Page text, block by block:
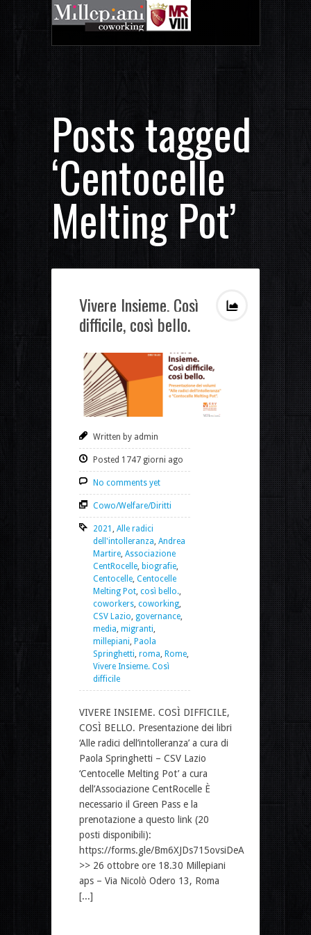
Posts tagged
‘Centocelle
Melting Pot’
Vivere Insieme. Così
difficile, così bello.
Written by admin
Posted 1747 giorni ago
No comments yet
Cowo/Welfare/Diritti
2021
Alle radici
dell'intolleranza Andrea
Martire Associazione
CentRocelle biografie
Centocelle Centocelle
Melting Pot così bello.
coworkers coworking
CSV Lazio governance
media migranti
millepiani Paola
Springhetti roma Rome
Vivere Insieme. Così
difficile
VIVERE INSIEME. COSÌ DIFFICILE,
COSÌ BELLO. Presentazione dei libri
‘Alle radici dell’intolleranza’ a cura di
Paola Springhetti – CSV Lazio
‘Centocelle Melting Pot’ a cura
dell’Associazione CentRocelle È
necessario il Green Pass e la
prenotazione a questo link (20
posti disponibili):
https://forms.gle/Bm6XJDs715ovsiDeA
>> 26 ottobre ore 18.30 Millepiani
aps – Via Nicolò Odero 13, Roma
[...]